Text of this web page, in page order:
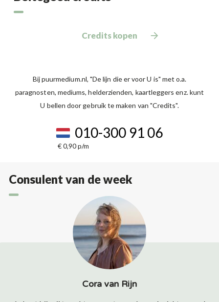
Credits kopen
Bij puurmedium.nl, "De lijn die er voor U is" met o.a.
paragnosten, mediums, helderzienden, kaartleggers enz. kunt
U bellen door gebruik te maken van "Credits".
010-300 91 06
€ 0,90 p/m
Consulent van de week
Cora van Rijn